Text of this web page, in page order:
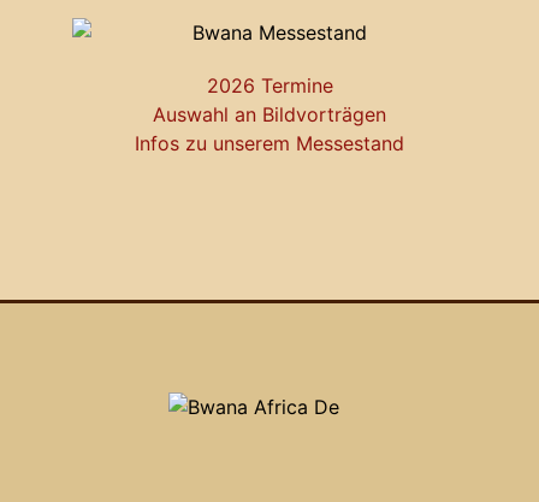
2026 Termine
Auswahl an Bildvorträgen
Infos zu unserem Messestand